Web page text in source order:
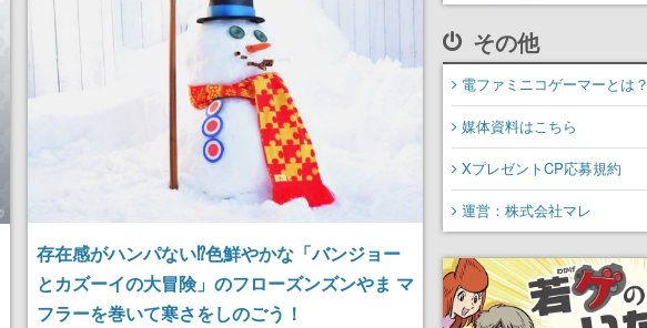
存在感がハンパない⁉色鮮やかな︎「バンジョー
とカズーイの大冒険」のフローズンズンやま マ
フラーを巻いて寒さをしのごう！
その他
電ファミニコゲーマーとは？
媒体資料はこちら
XプレゼントCP応募規約
運営：株式会社マレ